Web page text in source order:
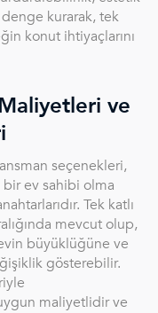
kurarak, tek
konut ihtiyaçlarını
ve
seçenekleri,
bir ev sahibi olma
Tek katlı
mevcut olup,
büyüklüğüne ve
gösterebilir.
maliyetlidir ve